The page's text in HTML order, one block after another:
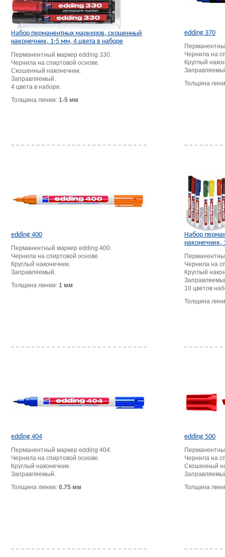
Набор перманентных маркеров, скошенный
наконечник, 1-5 мм, 4 цвета в наборе
Перманентный маркер edding 330.
Чернила на спиртовой основе.
Скошенный наконечник.
Заправляемый.
4 цвета в наборе.
Толщина линии: 1-5 мм
edding 370
Чернила на
Круглый
Толщина
edding 400
Перманентный маркер edding 400.
Чернила на спиртовой основе.
Круглый наконечник.
Заправляемый.
Толщина линии: 1 мм
Набор
наконечник,
Чернила на
Круглый
10 цветов
Толщина
edding 404
Перманентный маркер edding 404.
Чернила на спиртовой основе.
Круглый наконечник.
Заправляемый.
Толщина линии: 0.75 мм
edding 500
Чернила на
Скошенный
Толщина